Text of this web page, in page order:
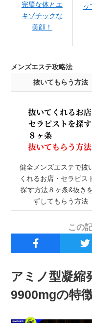
完璧な体とエ
キゾチックな
美顔！
ッ
メンズエステ攻略法
抜いてもらう方法
健全メンズエステで抜
くれるお店・セラピス
探す方法８ヶ条&抜き
ずしてもらう方法
この
アミノ型凝縮
9900mgの特